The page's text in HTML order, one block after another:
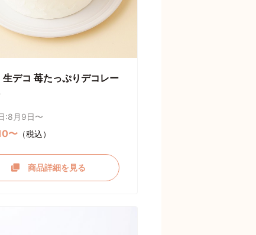
生デコ 苺たっぷりデコレー
:8月9日〜
〜（税込）
商品詳細を見る